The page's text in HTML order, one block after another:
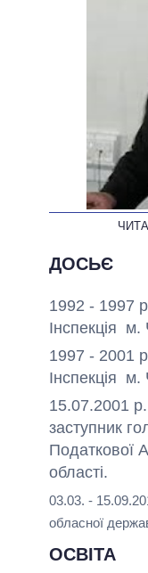
ДОСЬЄ
1992 - 1997
Інспекція
1997 - 2001
Інспекція
15.07.2001
заступник
Податкової
області.
03.03. -
обласної
ОСВІТА